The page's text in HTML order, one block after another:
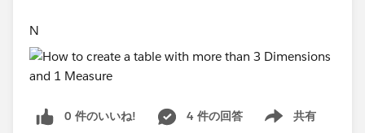
N
0 件のいいね! 4 件の回答 共有
Show menu